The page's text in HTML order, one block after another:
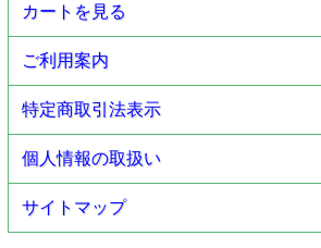
カートを見る
ご利用案内
特定商取引法表示
個人情報の取扱い
サイトマップ